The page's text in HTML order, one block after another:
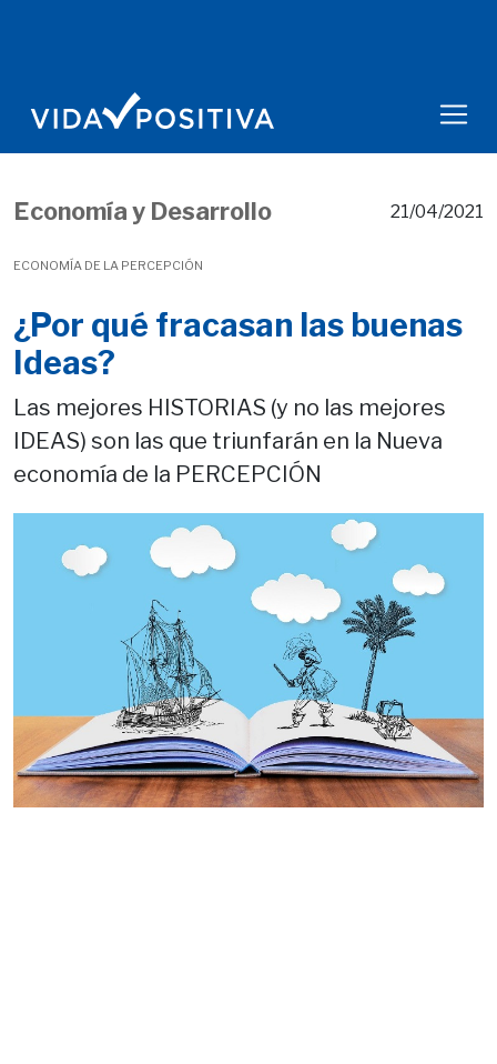
Economía y Desarrollo
ECONOMÍA DE LA PERCEPCIÓN
21/04/2021
¿Por qué fracasan las buenas
Ideas?
Las mejores HISTORIAS (y no las mejores
IDEAS) son las que triunfarán en la Nueva
economía de la PERCEPCIÓN